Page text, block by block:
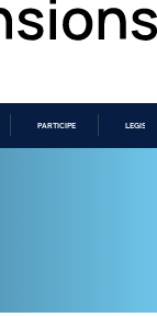
PARTICIPE